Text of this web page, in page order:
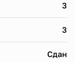
3
3
Сдан